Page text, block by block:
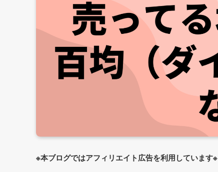
※本ブログではアフィリエイト広告を利用しています※